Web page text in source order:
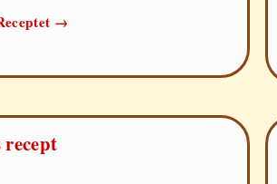
Az
legfinomabb
→
recept